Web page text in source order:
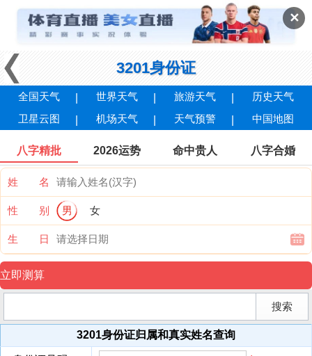
✕
3201身份证
全国天气 世界天气 旅游天气
历史天气
卫星云图
机场天气 天气预警 中国地图
八字精批 2026运势 命中贵人 八字合婚
姓 名
性 别 男 女
生 日
3201身份证归属和真实姓名查询